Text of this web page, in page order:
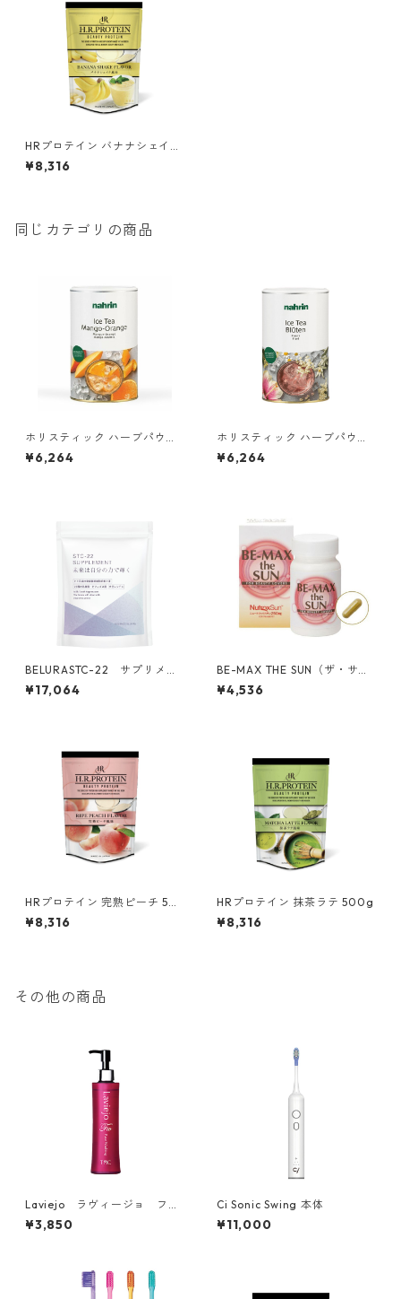
HRプロテイン バナナシェイク
500g
¥8,316
同じカテゴリの商品
ホリスティック ハーブパウダ
ー クレンズ
¥6,264
ホリスティック ハーブパウダ
ー ビューティー
¥6,264
BELURASTC-22 サプリメン
ト
¥17,064
BE-MAX THE SUN（ザ・サ
ン）
¥4,536
HRプロテイン 完熟ピーチ 50
0g
¥8,316
HRプロテイン 抹茶ラテ 500g
¥8,316
その他の商品
Laviejo ラヴィージョ フェ
イスウォッシング200mL
¥3,850
Ci Sonic Swing 本体
¥11,000